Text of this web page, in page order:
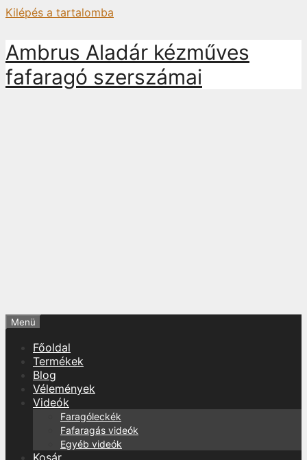
Kilépés a tartalomba
Ambrus Aladár kézműves
fafaragó szerszámai
Menü
Főoldal
Termékek
Blog
Vélemények
Videók
Faragóleckék
Fafaragás videók
Egyéb videók
Kosár